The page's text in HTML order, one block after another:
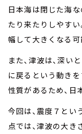
日本海は閉じた海な
たり来たりしやすい
幅して大きくなる可
また、津波は、深い
に戻るという動き
性質があるため、日
今回は、震度７とい
点では、津波の大き